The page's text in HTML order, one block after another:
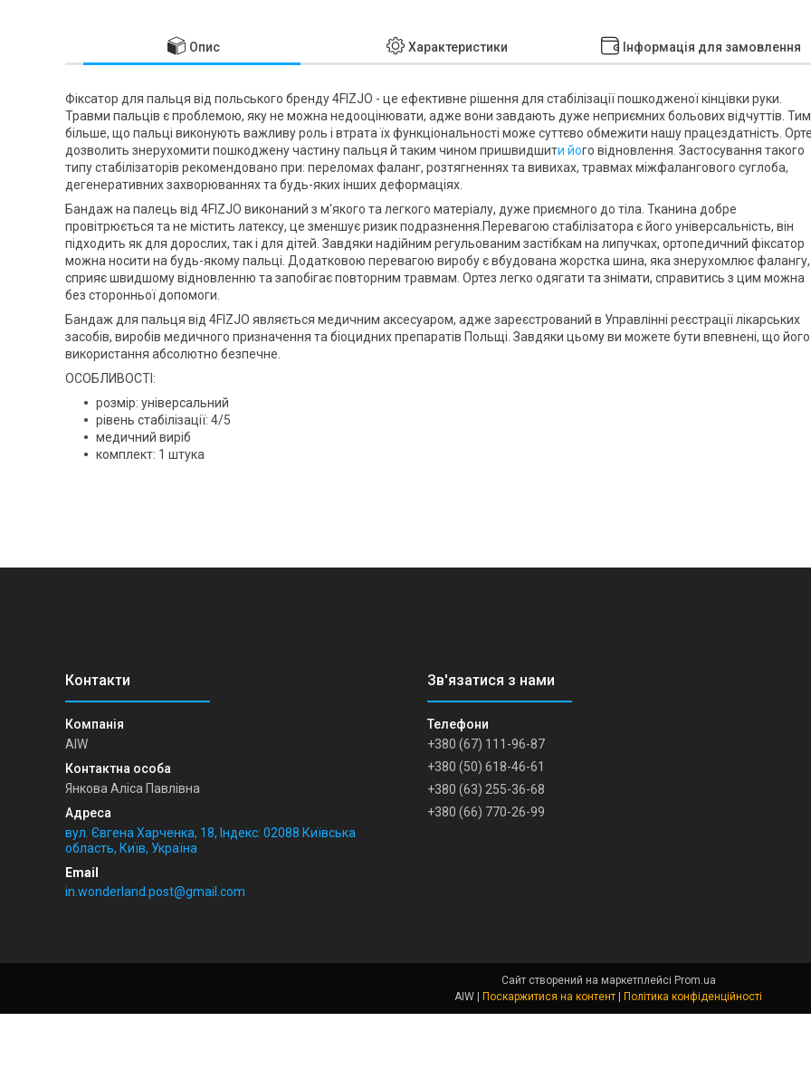
Опис Характеристики Інформація для замовлення
Фіксатор для пальця від польського бренду4FIZJO - це ефективне рішення для стабілізації пошкодженої кінцівки руки.
Травми пальців є проблемою, яку не можна недооцінювати, адже вони завдають дуже неприємних больових відчуттів. Тим
більше, що пальці виконують важливу роль і втрата їх функціональності може суттєво обмежити нашу працездатність.
дозволить знерухомити пошкоджену частину пальця й таким чином пришвидшити його відновлення. Застосування такого
типу стабілізаторів рекомендовано при: переломах фаланг, розтягненнях та вивихах, травмах міжфалангового суглоба,
дегенеративних захворюваннях та будь-яких інших деформаціях.
Бандаж на палець від 4FIZJO виконаний з м'якого та легкого матеріалу, дуже приємного до тіла. Тканина добре
провітрюється та не містить латексу, це зменшує ризик подразнення.Перевагою стабілізатора є його універсальність, він
підходить як для дорослих, так і для дітей. Завдяки надійним регульованим застібкам на липучках, ортопедичний фіксатор
можна носити на будь-якому пальці. Додатковою перевагою виробу є вбудована жорстка шина, яка знерухомлює фалангу,
сприяє швидшому відновленню та запобігає повторним травмам. Ортез легко одягати та знімати, справитись з цим можна
без сторонньої допомоги.
Бандаж для пальця від 4FIZJO являється медичним аксесуаром, адже зареєстрований в Управлінні реєстрації лікарських
засобів, виробів медичного призначення та біоцидних препаратів Польщі. Завдяки цьому ви можете бути впевнені, що його
використання абсолютно безпечне.
ОСОБЛИВОСТІ:
розмір: універсальний
рівень стабілізації: 4/5
медичний виріб
комплект: 1 штука
AIW
Янкова Аліса Павлівна
вул. Євгена Харченка, 18, Індекс: 02088 Київська
область, Київ, Україна
in.wonderland.post@gmail.com
+380 (67) 111-96-87
+380 (50) 618-46-61
+380 (63) 255-36-68
+380 (66) 770-26-99
Сайт створений на маркетплейсі Prom.ua
AIW | Поскаржитися на контент | Політика конфіденційності